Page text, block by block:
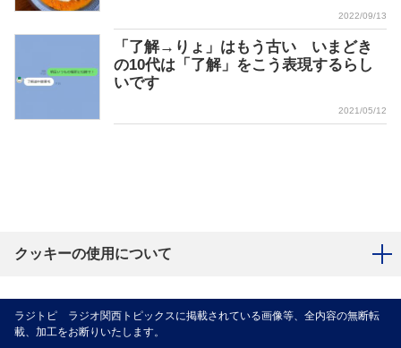
2022/09/13
「了解→りょ」はもう古い いまどき
の10代は「了解」をこう表現するらし
いです
2021/05/12
クッキーの使用について
ラジトピ ラジオ関西トピックスに掲載されている画像等、全内容の無断転
載、加工をお断りいたします。